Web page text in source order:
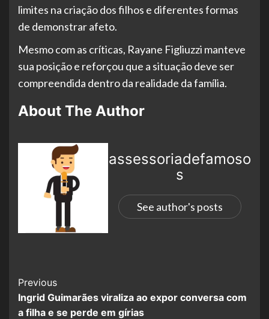
limites na criação dos filhos e diferentes formas
de demonstrar afeto.
Mesmo com as críticas, Rayane Figliuzzi manteve
sua posição e reforçou que a situação deve ser
compreendida dentro da realidade da família.
About The Author
assessoriadefamoso
s
See author's posts
Previous
Ingrid Guimarães viraliza ao expor conversa com
a filha e se perde em gírias